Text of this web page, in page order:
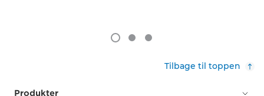
Tilbage til toppen
Produkter